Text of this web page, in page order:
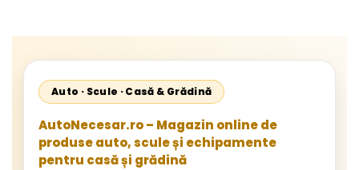
Auto · Scule · Casă & Grădină
AutoNecesar.ro – Magazin online de
produse auto, scule și echipamente
pentru casă și grădină